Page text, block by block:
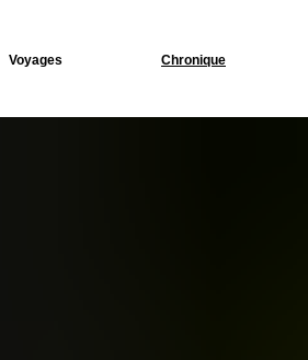
Voyages Chronique